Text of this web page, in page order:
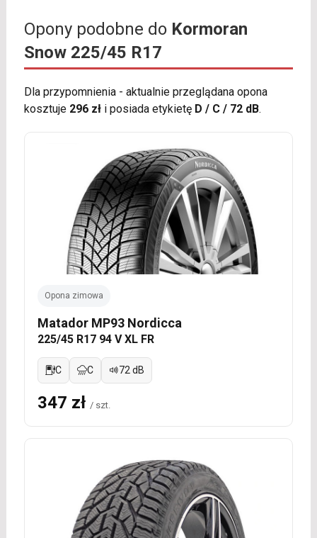
Opony podobne do Kormoran
Snow 225/45 R17
Dla przypomnienia - aktualnie przeglądana opona
kosztuje 296 złi posiada etykietę D / C / 72 dB.
Opona zimowa
Matador MP93 Nordicca
225/45 R17 94 V XL FR
C C 72 dB
347 zł / szt.